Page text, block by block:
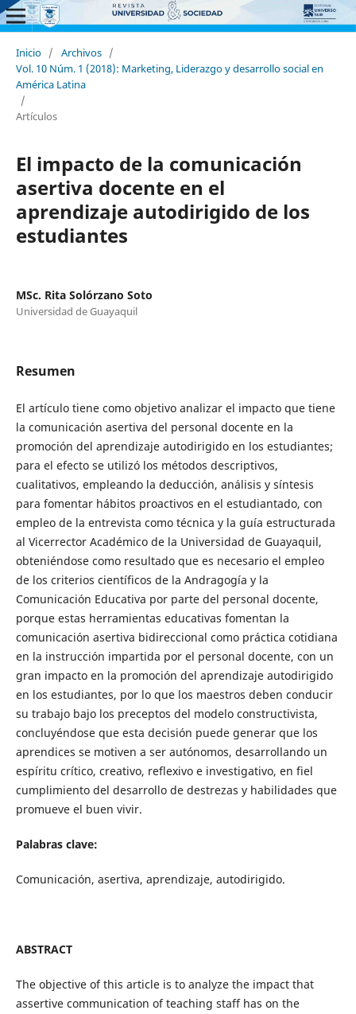
Inicio / Archivos /
Vol. 10 Núm. 1 (2018): Marketing, Liderazgo y desarrollo social en
América Latina
/
Artículos
El impacto de la comunicación
asertiva docente en el
aprendizaje autodirigido de los
estudiantes
MSc. Rita Solórzano Soto
Universidad de Guayaquil
Resumen
El artículo tiene como objetivo analizar el impacto que tiene
la comunicación asertiva del personal docente en la
promoción del aprendizaje autodirigido en los estudiantes;
para el efecto se utilizó los métodos descriptivos,
cualitativos, empleando la deducción, análisis y síntesis
para fomentar hábitos proactivos en el estudiantado, con
empleo de la entrevista como técnica y la guía estructurada
al Vicerrector Académico de la Universidad de Guayaquil,
obteniéndose como resultado que es necesario el empleo
de los criterios científicos de la Andragogía y la
Comunicación Educativa por parte del personal docente,
porque estas herramientas educativas fomentan la
comunicación asertiva bidireccional como práctica cotidiana
en la instrucción impartida por el personal docente, con un
gran impacto en la promoción del aprendizaje autodirigido
en los estudiantes, por lo que los maestros deben conducir
su trabajo bajo los preceptos del modelo constructivista,
concluyéndose que esta decisión puede generar que los
aprendices se motiven a ser autónomos, desarrollando un
espíritu crítico, creativo, reflexivo e investigativo, en fiel
cumplimiento del desarrollo de destrezas y habilidades que
promueve el buen vivir.
Palabras clave:
Comunicación, asertiva, aprendizaje, autodirigido.
ABSTRACT
The objective of this article is to analyze the impact that
assertive communication of teaching staff has on the